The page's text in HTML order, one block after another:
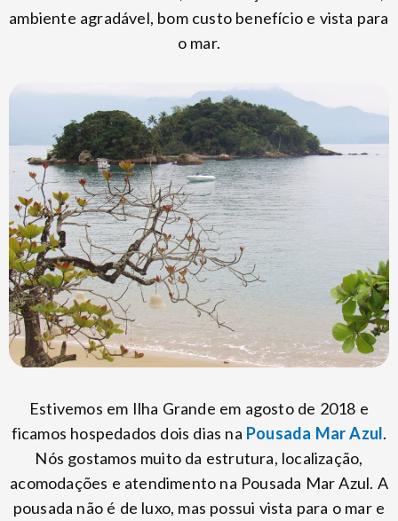
ambiente agradável, bom custo benefício e vista para
o mar.
Estivemos em Ilha Grande em agosto de 2018 e
ficamos hospedados dois dias na Pousada Mar Azul.
Nós gostamos muito da estrutura, localização,
acomodações e atendimento na Pousada Mar Azul. A
pousada não é de luxo, mas possui vista para o mar e